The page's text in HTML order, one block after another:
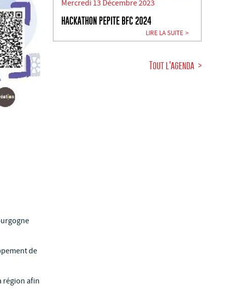
de
région afin
Mercredi 13 Décembre 2023
HACKATHON PEPITE BFC 2024
LIRE LA SUITE
Tout l'agenda